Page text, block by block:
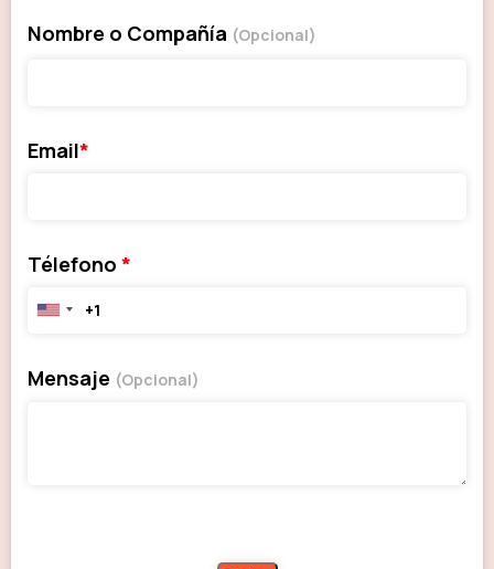
Nombre o Compañía (Opcional)
Email*
Télefono *
Mensaje (Opcional)